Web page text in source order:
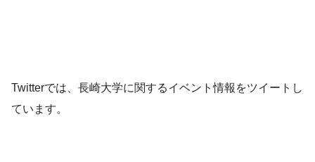
Twitterでは、長崎大学に関するイベント情報をツイートし
ています。